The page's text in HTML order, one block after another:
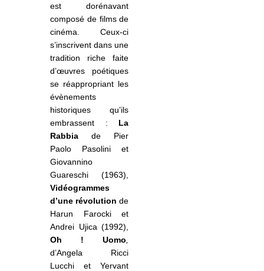
est dorénavant
composé de films de
cinéma. Ceux-ci
s’inscrivent dans une
tradition riche faite
d’œuvres poétiques
se réappropriant les
évènements
historiques qu’ils
embrassent : La
Rabbia de Pier
Paolo Pasolini et
Giovannino
Guareschi (1963),
Vidéogrammes
d’une révolution de
Harun Farocki et
Andrei Ujica (1992),
Oh ! Uomo
d’Angela Ricci
Lucchi et Yervant